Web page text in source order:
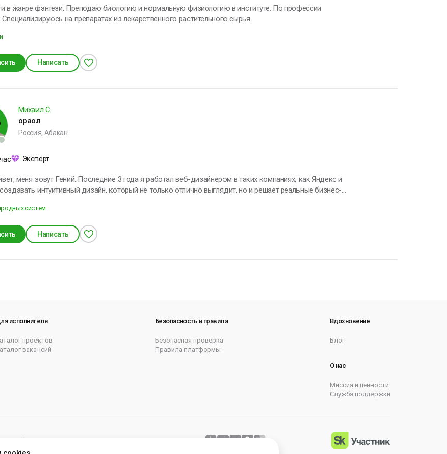
Тесла
в жанре фэнтези. Преподаю биологию и нормальную физиологию в институте. По профессии
на препаратах из лекарственного растительного сырья.
Написать
Михаил С.
ораол
Россия, Абакан
Эксперт
3 года я работал веб-дизайнером в таких компаниях, как Яндекс и
интуитивный дизайн, который не только отлично выглядит, но и решает реальные бизнес-
Веду здоровый образ жизни, увлекаюсь саморазвитием. Я открыт для интересных заказов и
систем
Написать
исполнителя
проектов
вакансий
Безопасность и правила
Безопасная проверка
Правила платформы
Вдохновение
Блог
О нас
Миссия и ценности
Служба поддержки
cookie